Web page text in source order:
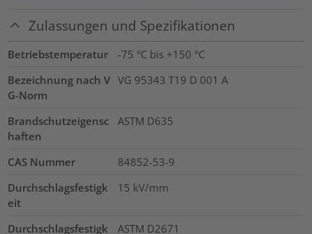
Zulassungen und Spezifikationen
Betriebstemperatur
-75 °C bis +150 °C
Bezeichnung nach V
G-Norm
VG 95343 T19 D 001 A
Brandschutzeigensc
haften
ASTM D635
CAS Nummer
84852-53-9
Durchschlagsfestigk
eit
15 kV/mm
Durchschlagsfestigk
ASTM D2671